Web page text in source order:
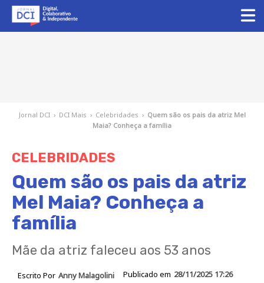
Jornal DCI › DCI Mais › Celebridades › Quem são os pais da atriz Mel
Maia? Conheça a família
CELEBRIDADES
Quem são os pais da atriz
Mel Maia? Conheça a
família
Mãe da atriz faleceu aos 53 anos
Escrito Por Anny Malagolini Publicado em 28/11/2025 17:26